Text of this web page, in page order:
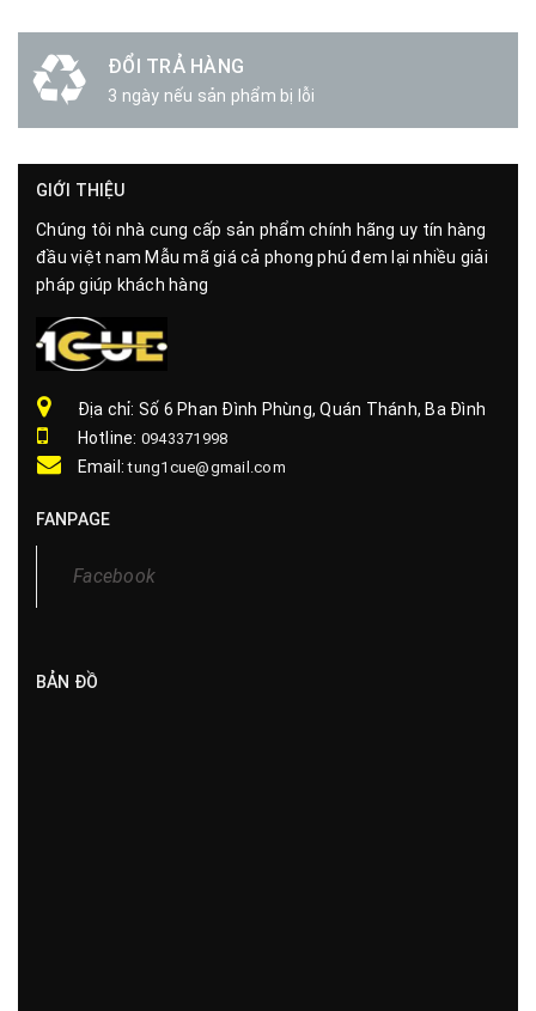
ĐỔI TRẢ HÀNG
3 ngày nếu sản phẩm bị lỗi
GIỚI THIỆU
Chúng tôi nhà cung cấp sản phẩm chính hãng uy tín hàng
đầu việt nam Mẫu mã giá cả phong phú đem lại nhiều giải
pháp giúp khách hàng
Địa chỉ: Số 6 Phan Đình Phùng, Quán Thánh, Ba Đình
Hotline: 0943371998
Email:tung1cue@gmail.com
FANPAGE
Facebook
BẢN ĐỒ